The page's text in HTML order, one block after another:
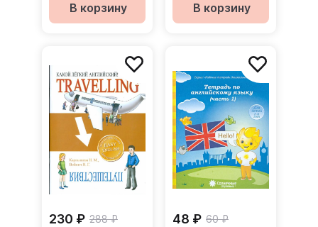
В корзину
В корзину
230 ₽ 288 ₽ 48 ₽ 60 ₽